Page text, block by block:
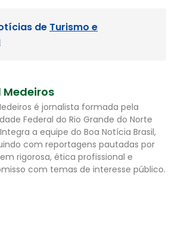
de Turismo e
Medeiros
é jornalista formada pela
Federal do Rio Grande do Norte
Integra a equipe do Boa Notícia Brasil,
com reportagens pautadas por
rigorosa, ética profissional e
com temas de interesse público.